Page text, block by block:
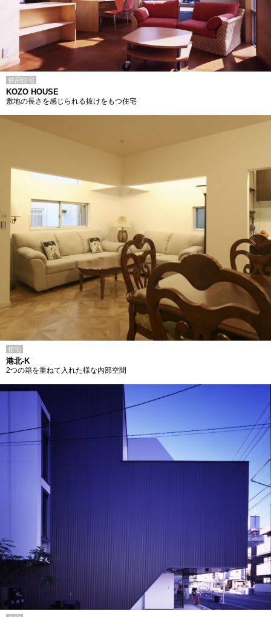
併用住宅
KOZO HOUSE
敷地の長さを感じられる抜けをもつ住宅
住宅
港北-K
2つの箱を重ねて入れた様な内部空間